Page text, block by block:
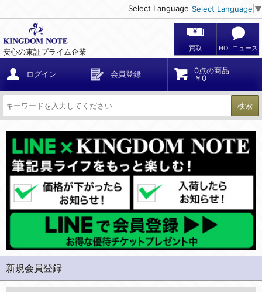
Select Language Select Language ▼
安心の東証プライム企業 買取 HOTニュース
ログイン 会員登録
0点の商品
￥0
検索
新規会員登録